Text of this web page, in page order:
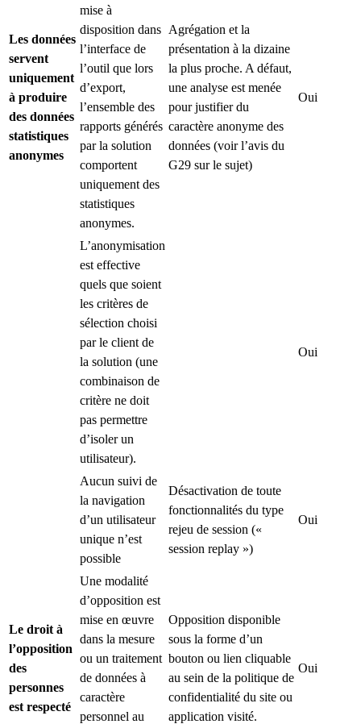
Les données
servent
uniquement
à produire
des données
statistiques
anonymes
mise à
disposition dans
l’interface de
l’outil que lors
d’export,
l’ensemble des
rapports générés
par la solution
comportent
uniquement des
statistiques
anonymes.
Agrégation et la
présentation à la dizaine
la plus proche. A défaut,
une analyse est menée
pour justifier du
caractère anonyme des
données (voir l’avis du
G29 sur le sujet)
Oui
L’anonymisation
est effective
quels que soient
les critères de
sélection choisi
par le client de
la solution (une
combinaison de
critère ne doit
pas permettre
d’isoler un
utilisateur).
Oui
Aucun suivi de
la navigation
d’un utilisateur
unique n’est
possible
Désactivation de toute
fonctionnalités du type
rejeu de session («
session replay »)
Oui
Le droit à
l’opposition
des
personnes
est respecté
Une modalité
d’opposition est
mise en œuvre
dans la mesure
ou un traitement
de données à
caractère
personnel au
Opposition disponible
sous la forme d’un
bouton ou lien cliquable
au sein de la politique de
confidentialité du site ou
application visité.
Oui